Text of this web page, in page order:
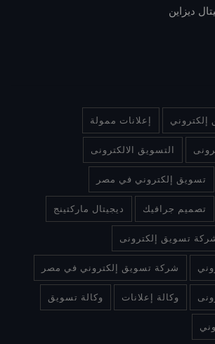
ديزاين
إعلانات ممولة
التسويق الالكترونى
تسويق إلكتروني في مصر
تصميم جرافيك ديجيتال ماركتينج
تسويق إلكترونى
شركة تسويق إلكتروني في مصر
وكالة إعلانات وكالة تسويق